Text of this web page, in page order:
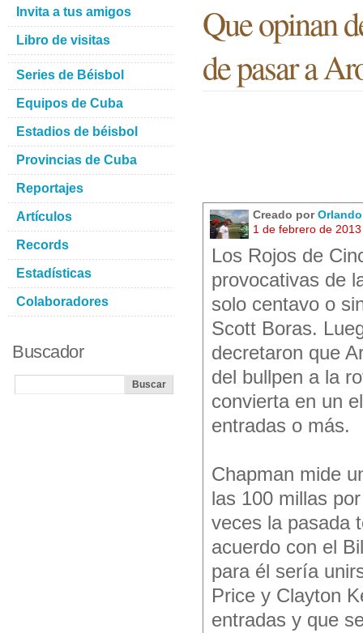
Que opinan
de pasar a
Creado por
1 de febrero de
Los Rojos de
provocativas de
solo centavo o
Scott Boras.
decretaron que
del bullpen a la
convierta en un
entradas o más.
Chapman mide
las 100 millas
veces la pasada
acuerdo con el
para él sería
Price y Clayton
entradas y que
Invita a tus amigos
Libro de visitas
Series de Béisbol
Equipos de Cuba
Estadios de béisbol
Provincias de Cuba
Reportajes
Artículos
Records
Estadísticas
Colaboradores
Buscador